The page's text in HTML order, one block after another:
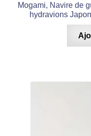
Mogami, Navire de
hydravions